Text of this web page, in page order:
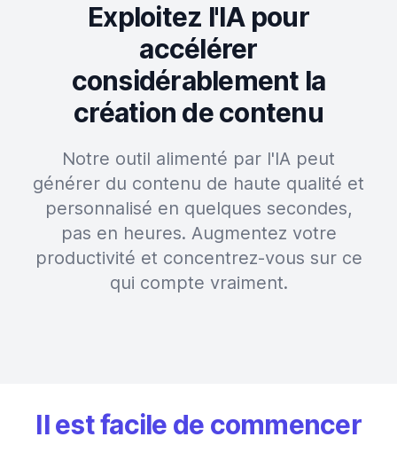
Exploitez l'IA pour
accélérer
considérablement la
création de contenu
Notre outil alimenté par l'IA peut
générer du contenu de haute qualité et
personnalisé en quelques secondes,
pas en heures. Augmentez votre
productivité et concentrez-vous sur ce
qui compte vraiment.
Il est facile de commencer